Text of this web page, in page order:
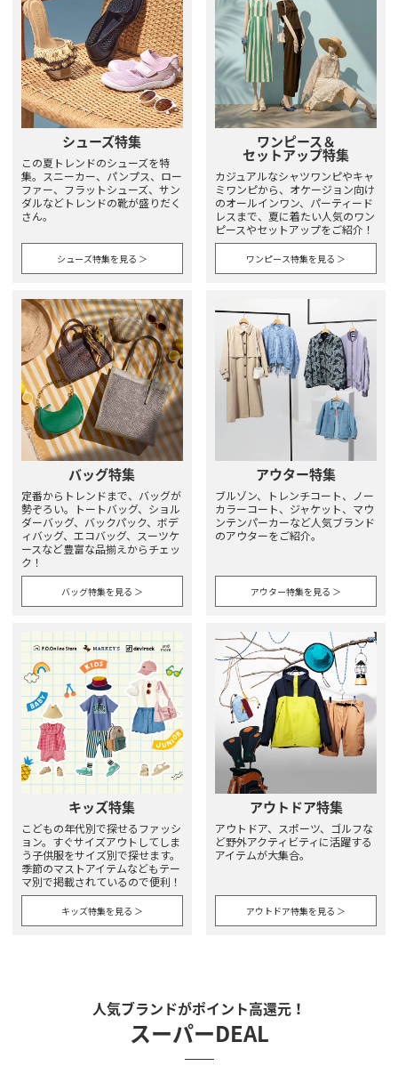
シューズ特集
この夏トレンドのシューズを特
集。スニーカー、パンプス、ロー
ファー、フラットシューズ、サン
ダルなどトレンドの靴が盛りだく
さん。
シューズ特集を見る ＞
ワンピース＆
セットアップ特集
カジュアルなシャツワンピやキャ
ミワンピから、オケージョン向け
のオールインワン、パーティード
レスまで、夏に着たい人気のワン
ピースやセットアップをご紹介！
ワンピース特集を見る ＞
バッグ特集
定番からトレンドまで、バッグが
勢ぞろい。トートバッグ、ショル
ダーバッグ、バックパック、ボデ
ィバッグ、エコバッグ、スーツケ
ースなど豊富な品揃えからチェッ
ク！
バッグ特集を見る ＞
アウター特集
ブルゾン、トレンチコート、ノー
カラーコート、ジャケット、マウ
ンテンパーカーなど人気ブランド
のアウターをご紹介。
アウター特集を見る ＞
キッズ特集
こどもの年代別で探せるファッシ
ョン。すぐサイズアウトしてしま
う子供服をサイズ別で探せます。
季節のマストアイテムなどもテー
マ別で掲載されているので便利！
キッズ特集を見る ＞
アウトドア特集
アウトドア、スポーツ、ゴルフな
ど野外アクティビティに活躍する
アイテムが大集合。
アウトドア特集を見る ＞
人気ブランドがポイント高還元！
スーパーDEAL